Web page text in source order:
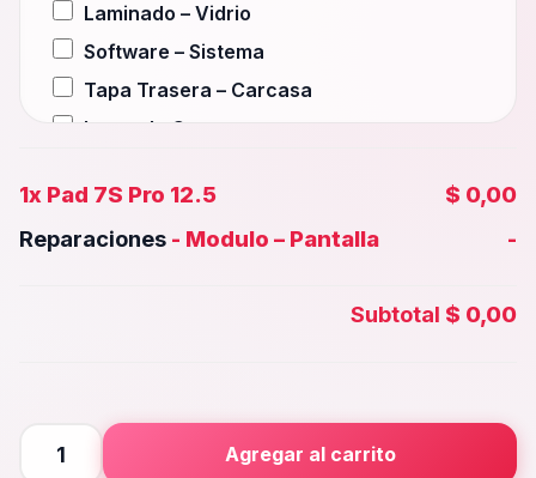
Laminado – Vidrio
Software – Sistema
Tapa Trasera – Carcasa
Lente de Camara
Wifi – Señal – Antena
Camara Trasera
Placa Principal
1x Pad 7S Pro 12.5
$ 0,00
Reparaciones - Modulo – Pantalla -
Subtotal $ 0,00
Agregar al carrito